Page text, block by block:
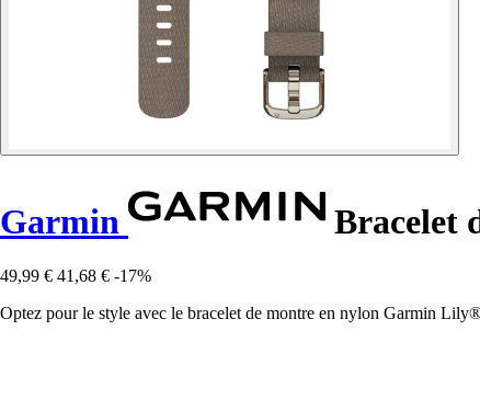
Garmin Bracelet
49,99 € 41,68 € -17%
Optez pour le style avec le bracelet de montre en nylon Garmin